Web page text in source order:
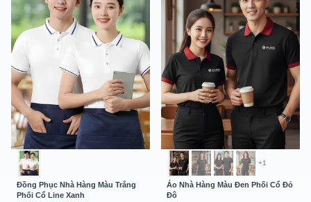
Đồng Phục Nhà Hàng Màu Trắng
Phối Cổ Line Xanh
+1
Áo Nhà Hàng Màu Đen Phối Cổ Đỏ
Đô